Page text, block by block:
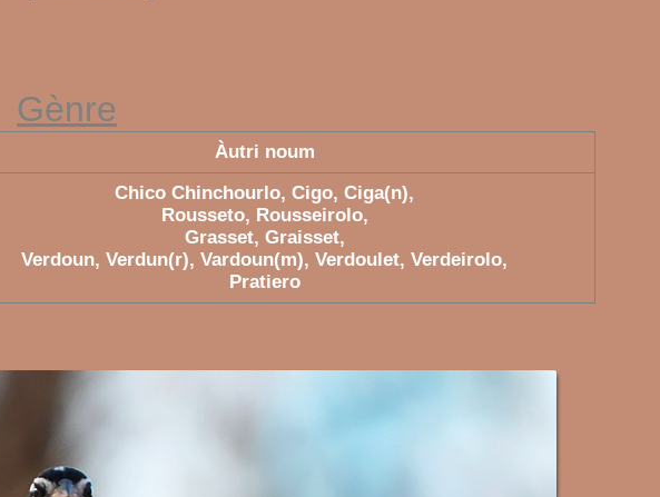
Gènre
Àutri noum
Chico Chinchourlo, Cigo, Ciga(n),
Rousseto, Rousseirolo,
Grasset, Graisset,
Verdoun, Verdun(r), Vardoun(m), Verdoulet, Verdeirolo,
Pratiero